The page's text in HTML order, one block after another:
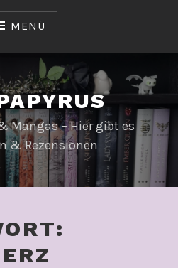
MENÜ
Mangas – Hier gibt es
& Rezensionen